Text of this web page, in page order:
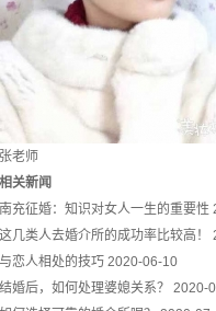
张老师
相关新闻
南充征婚：知识对女人一生的重要性
这几类人去婚介所的成功率比较高！
与恋人相处的技巧 2020-06-10
结婚后，如何处理婆媳关系？
2020-